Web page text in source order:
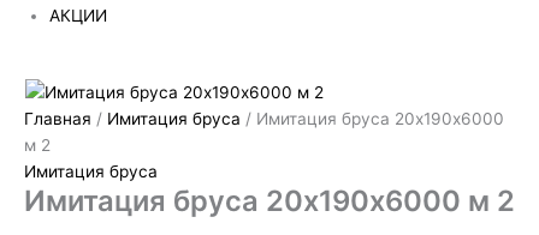
АКЦИИ
Главная / Имитация бруса / Имитация бруса 20х190х6000
м 2
Имитация бруса
Имитация бруса 20х190х6000 м 2